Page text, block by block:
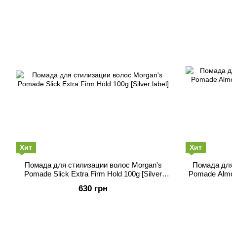
Хит
Помада для стилизации волос Morgan's
Pomade Slick Extra Firm Hold 100g [Silver
630 грн
Хит
Помада
Pomade